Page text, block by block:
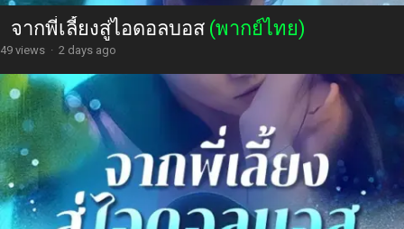
จากพี่เลี้ยงสู่ไอดอลบอส (พากย์ไทย)
49 views · 2 days ago